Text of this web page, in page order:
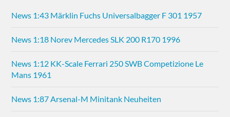
News 1:43 Märklin Fuchs Universalbagger F 301 1957
News 1:18 Norev Mercedes SLK 200 R170 1996
News 1:12 KK-Scale Ferrari 250 SWB Competizione Le
Mans 1961
News 1:87 Arsenal-M Minitank Neuheiten